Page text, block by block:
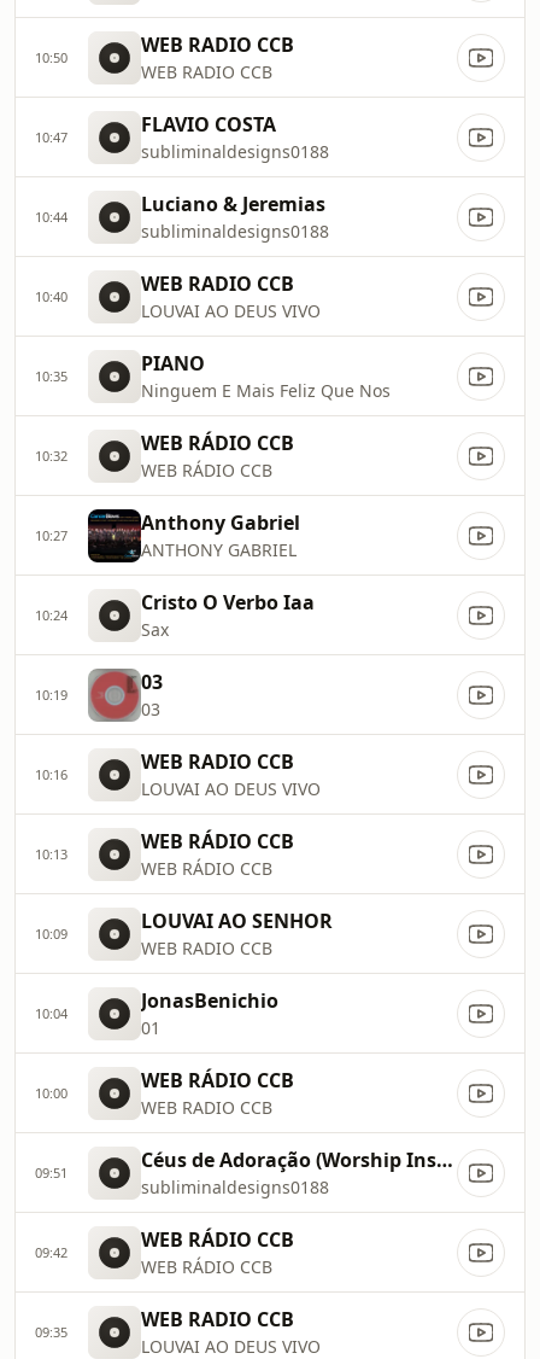
10:50 WEB RADIO CCB
WEB RADIO CCB
10:47 FLAVIO COSTA
subliminaldesigns0188
10:44 Luciano & Jeremias
subliminaldesigns0188
10:40 WEB RADIO CCB
LOUVAI AO DEUS VIVO
10:35 PIANO
Ninguem E Mais Feliz Que Nos
10:32 WEB RÁDIO CCB
WEB RÁDIO CCB
10:27 Anthony Gabriel
ANTHONY GABRIEL
10:24 Cristo O Verbo Iaa
Sax
10:19 03
03
10:16 WEB RADIO CCB
LOUVAI AO DEUS VIVO
10:13 WEB RÁDIO CCB
WEB RÁDIO CCB
10:09 LOUVAI AO SENHOR
WEB RADIO CCB
10:04 JonasBenichio
01
10:00 WEB RÁDIO CCB
WEB RADIO CCB
09:51 Céus de Adoração (Worship Instrumental)
subliminaldesigns0188
09:42 WEB RÁDIO CCB
WEB RÁDIO CCB
09:35 WEB RADIO CCB
LOUVAI AO DEUS VIVO